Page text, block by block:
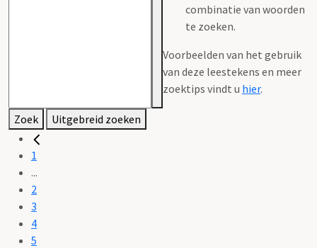
combinatie van woorden
te zoeken.
Voorbeelden van het gebruik
van deze leestekens en meer
zoektips vindt u hier.
Zoek Uitgebreid zoeken
1
...
2
3
4
5